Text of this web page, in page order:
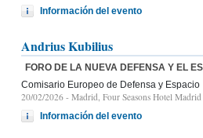
Información del evento
Andrius Kubilius
FORO DE LA NUEVA DEFENSA Y EL
Comisario Europeo de Defensa y Espacio
20/02/2026 - Madrid, Four Seasons Hotel
Información del evento